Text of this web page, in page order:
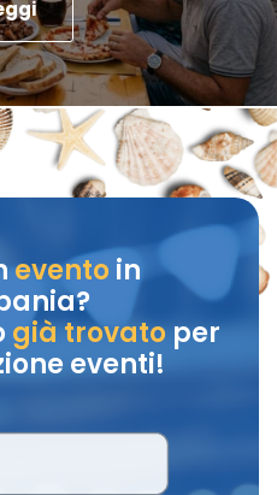
evento in
già trovatoper
eventi!